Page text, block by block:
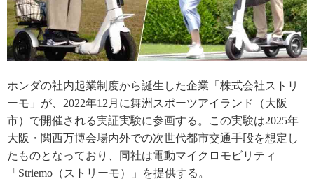
ホンダの社内起業制度から誕生した企業「株式会社ストリ
ーモ」が、2022年12月に舞洲スポーツアイランド（大阪
市）で開催される実証実験に参画する。この実験は2025年
大阪・関西万博会場内外での次世代都市交通手段を想定し
たものとなっており、同社は電動マイクロモビリティ
「Striemo（ストリーモ）」を提供する。